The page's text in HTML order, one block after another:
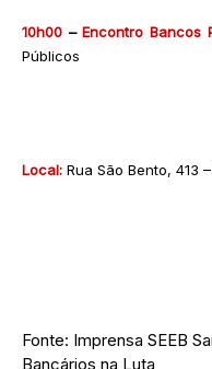
10h00 – Encontro Bancos
Públicos
Local: Rua São Bento, 413
Fonte: Imprensa SEEB
Bancários na Luta